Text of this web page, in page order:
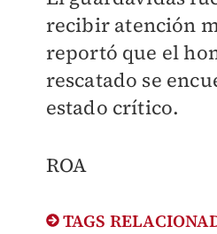
recibir atención
reportó que el
rescatado se
estado crítico.
ROA
TAGS